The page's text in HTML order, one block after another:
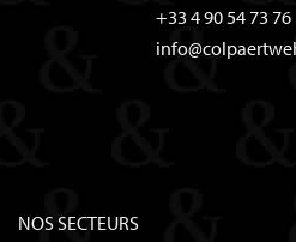
+33 4 90 54 73 76
NOS SECTEURS